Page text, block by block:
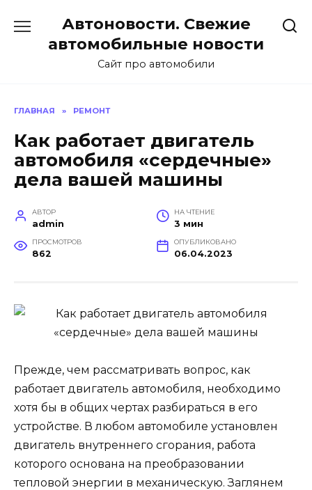
содержанию
Автоновости. Свежие
автомобильные новости
Сайт про автомобили
ГЛАВНАЯ » РЕМОНТ
Как работает двигатель
автомобиля «сердечные»
дела вашей машины
АВТОР
admin
НА ЧТЕНИЕ
3 мин
ПРОСМОТРОВ
862
ОПУБЛИКОВАНО
06.04.2023
Прежде, чем рассматривать вопрос, как
работает двигатель автомобиля, необходимо
хотя бы в общих чертах разбираться в его
устройстве. В любом автомобиле установлен
двигатель внутреннего сгорания, работа
которого основана на преобразовании
тепловой энергии в механическую. Заглянем